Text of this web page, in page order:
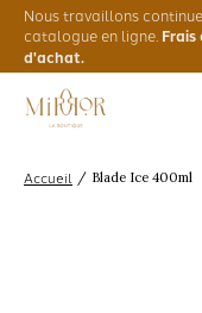
Nous travaillons
catalogue en ligne.
d'achat.
Accueil / Blade Ice 400ml